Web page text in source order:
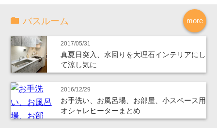
more
バスルーム
2017/05/31
真夏日突入、水回りを大理石インテリアにし
て涼し気に
2016/12/29
お手洗い、お風呂場、お部屋、小スペース用
オシャレヒーターまとめ